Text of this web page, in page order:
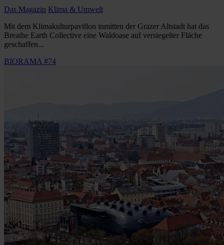
Das Magazin Klima & Umwelt
Mit dem Klimakulturpavillon inmitten der Grazer Altstadt hat das
Breathe Earth Collective eine Waldoase auf versiegelter Fläche
geschaffen...
BIORAMA #74